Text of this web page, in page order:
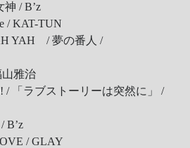
神 / B’z
/ KAT-TUN
YAH / 夢の番人 /
山雅治
/ 「ラブストーリーは突然に」 /
B’z
/ GLAY